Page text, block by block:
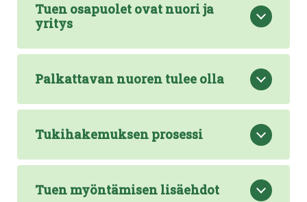
Tuen osapuolet ovat nuori ja
yritys
Palkattavan nuoren tulee olla
Tukihakemuksen prosessi
Tuen myöntämisen lisäehdot